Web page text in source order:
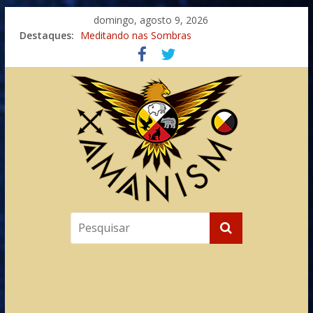
domingo, agosto 9, 2026
Destaques: Meditando nas Sombras
Autosuficiência: A Jornada do Espírito Ancestral
Xamanismo Universal
Totens – Caminho Espiritual – Crescimento
Imaginação na Cura